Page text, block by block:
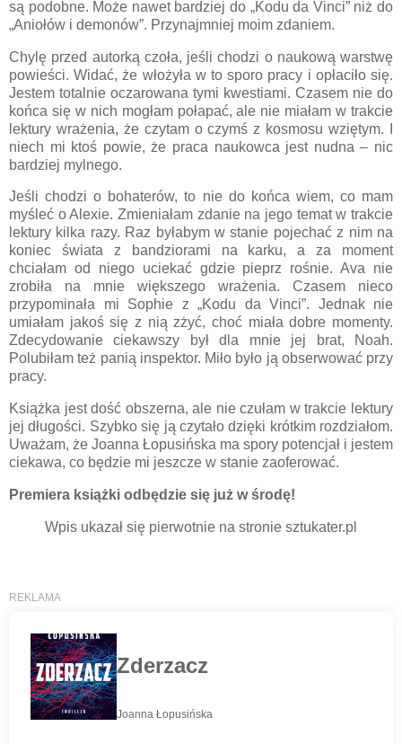
są podobne. Może nawet bardziej do „Kodu da Vinci” niż do
„Aniołów i demonów”. Przynajmniej moim zdaniem.
Chylę przed autorką czoła, jeśli chodzi o naukową warstwę
powieści. Widać, że włożyła w to sporo pracy i opłaciło się.
Jestem totalnie oczarowana tymi kwestiami. Czasem nie do
końca się w nich mogłam połapać, ale nie miałam w trakcie
lektury wrażenia, że czytam o czymś z kosmosu wziętym. I
niech mi ktoś powie, że praca naukowca jest nudna – nic
bardziej mylnego.
Jeśli chodzi o bohaterów, to nie do końca wiem, co mam
myśleć o Alexie. Zmieniałam zdanie na jego temat w trakcie
lektury kilka razy. Raz byłabym w stanie pojechać z nim na
koniec świata z bandziorami na karku, a za moment
chciałam od niego uciekać gdzie pieprz rośnie. Ava nie
zrobiła na mnie większego wrażenia. Czasem nieco
przypominała mi Sophie z „Kodu da Vinci”. Jednak nie
umiałam jakoś się z nią zżyć, choć miała dobre momenty.
Zdecydowanie ciekawszy był dla mnie jej brat, Noah.
Polubiłam też panią inspektor. Miło było ją obserwować przy
pracy.
Książka jest dość obszerna, ale nie czułam w trakcie lektury
jej długości. Szybko się ją czytało dzięki krótkim rozdziałom.
Uważam, że Joanna Łopusińska ma spory potencjał i jestem
ciekawa, co będzie mi jeszcze w stanie zaoferować.
Premiera książki odbędzie się już w środę!
Wpis ukazał się pierwotnie na stronie sztukater.pl